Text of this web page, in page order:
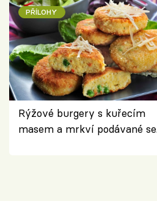
PŘÍLOHY
Rýžové burgery s kuřecím
masem a mrkví podávané se